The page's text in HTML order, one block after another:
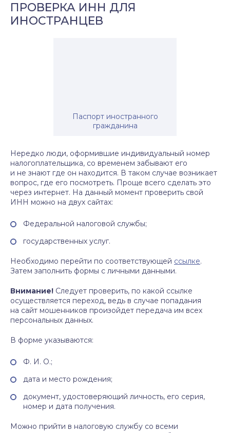
ПРОВЕРКА ИНН ДЛЯ
ИНОСТРАНЦЕВ
Паспорт иностранного
гражданина
Нередко люди, оформившие индивидуальный номер
налогоплательщика, со временем забывают его
и не знают где он находится. В таком случае возникает
вопрос, где его посмотреть. Проще всего сделать это
через интернет. На данный момент проверить свой
ИНН можно на двух сайтах:
Федеральной налоговой службы;
государственных услуг.
Необходимо перейти по соответствующей ссылке.
Затем заполнить формы с личными данными.
Внимание! Следует проверить, по какой ссылке
осуществляется переход, ведь в случае попадания
на сайт мошенников произойдет передача им всех
персональных данных.
В форме указываются:
Ф. И. О.;
дата и место рождения;
документ, удостоверяющий личность, его серия,
номер и дата получения.
Можно прийти в налоговую службу со всеми